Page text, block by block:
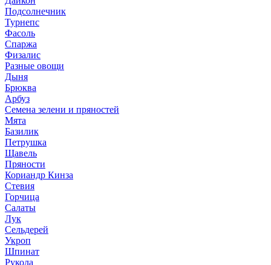
Подсолнечник
Турнепс
Фасоль
Спаржа
Физалис
Разные овощи
Дыня
Брюква
Арбуз
Семена зелени и пряностей
Мята
Базилик
Петрушка
Щавель
Пряности
Кориандр Кинза
Стевия
Горчица
Салаты
Лук
Сельдерей
Укроп
Шпинат
Рукола